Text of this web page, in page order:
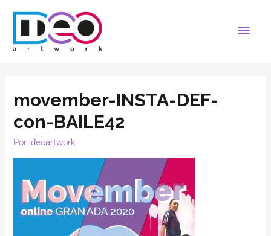
movember-INSTA-DEF-
con-BAILE42
Por ideoartwork